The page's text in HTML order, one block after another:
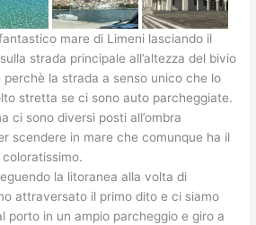
mare di Limeni lasciando il
strada principale all’altezza del bivio
perchè la strada a senso unico che lo
stretta se ci sono auto parcheggiate.
ci sono diversi posti all’ombra
scendere in mare che comunque ha il
la litoranea alla volta di
attraversato il primo dito e ci siamo
porto in un ampio parcheggio e giro a